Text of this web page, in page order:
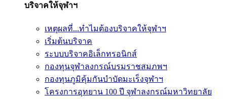
บริจาคให้จุฬาฯ
เหตุผลที่...ทำไมต้องบริจาคให้จุฬาฯ
เริ่มต้นบริจาค
ระบบบริจาคอิเล็กทรอนิกส์
กองทุนจุฬาลงกรณ์บรมราชสมภพฯ
กองทุนภูมิคุ้มกันบำบัดมะเร็งจุฬาฯ
โครงการอุทยาน 100 ปี จุฬาลงกรณ์มหาวิทยาลัย